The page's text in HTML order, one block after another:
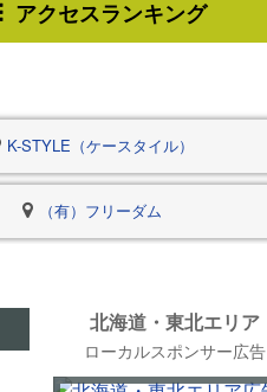
アクセスランキング
K-STYLE（ケースタイル）
（有）フリーダム
北海道・東北エリア
ローカルスポンサー広告